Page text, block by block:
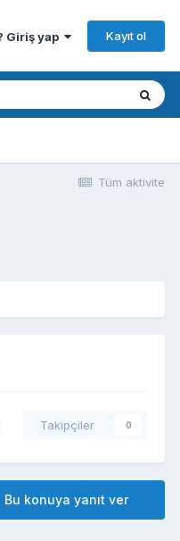
Giriş yap Kayıt ol
Tüm aktivite
Takipçiler 0
Bu konuya yanıt ver